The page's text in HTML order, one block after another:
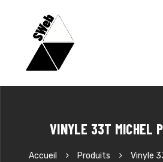
VINYLE 33T MICHEL
Accueil Produits Vinyle